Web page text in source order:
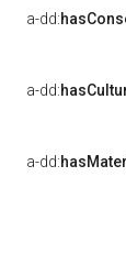
a-dd:
a-dd:
a-dd: